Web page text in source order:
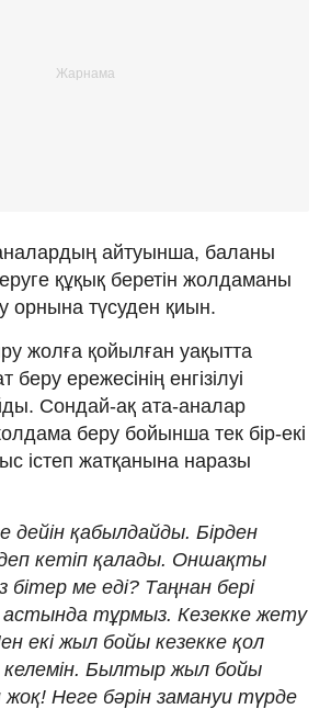
айтуынша, баланы
құқық беретін жолдаманы
орнына түсуден қиын.
жолға қойылған уақытта
ережесінің енгізілуі
Сондай-ақ ата-аналар
беру бойынша тек бір-екі
істеп жатқанына наразы
дейін қабылдайды. Бірден
деп кетіп қалады. Оншақты
бітер ме еді? Таңнан бері
астында тұрмыз. Кезекке жету
екі жыл бойы кезекке қол
келемін. Былтыр жыл бойы
жоқ! Неге бәрін замануи түрде